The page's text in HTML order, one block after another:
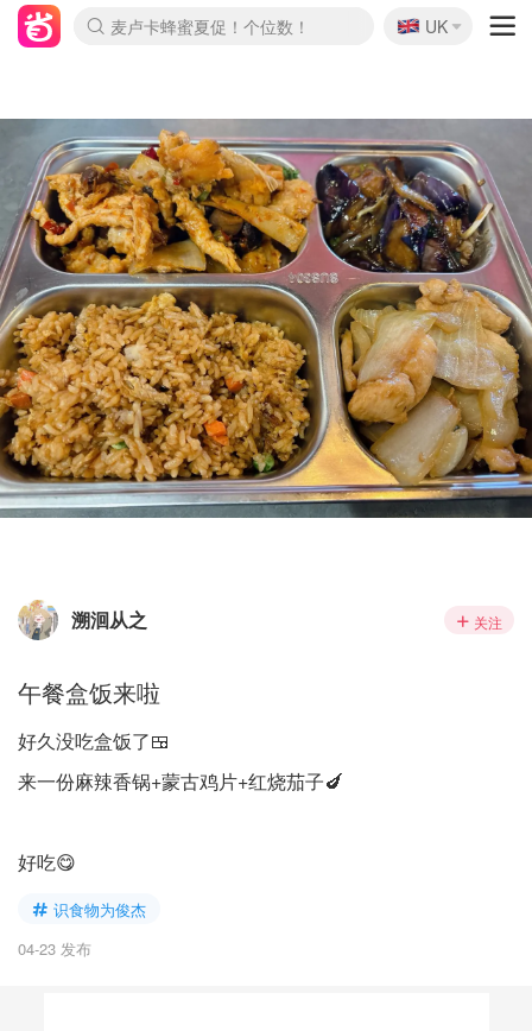
Prada/Miu 4.8折！
🇬🇧
UK
溯洄从之 关注
午餐盒饭来啦
好久没吃盒饭了🍱
来一份麻辣香锅+蒙古鸡片+红烧茄子🍆
好吃😋
识食物为俊杰
04-23 发布